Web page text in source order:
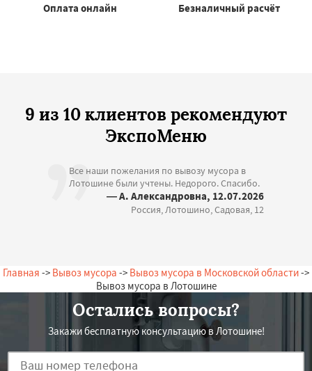
Оплата онлайн Безналичный расчёт
9 из 10 клиентов рекомендуют
ЭкспоМеню
Все наши пожелания по вывозу мусора в
Лотошине были учтены. Недорого. Спасибо.
— А. Александровна, 12.07.2026
Россия, Лотошино, Садовая, 12
Главная -> Вывоз мусора -> Вывоз мусора в Московской области->
Вывоз мусора в Лотошине
Остались вопросы?
Закажи бесплатную консультацию в Лотошине!